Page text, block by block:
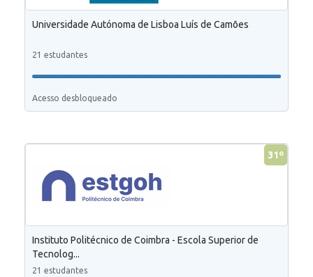
Universidade Autónoma de Lisboa Luís de Camões
21 estudantes
Acesso desbloqueado
31º
Instituto Politécnico de Coimbra - Escola Superior de
Tecnolog...
21 estudantes